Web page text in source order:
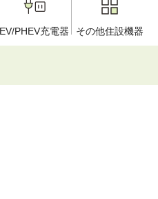
EV/PHEV充電器 その他住設機器